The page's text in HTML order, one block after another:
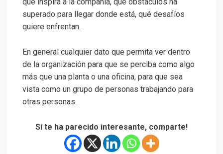
que inspira a la compañía, qué obstáculos ha
superado para llegar donde está, qué desafíos
quiere enfrentan.
En general cualquier dato que permita ver dentro
de la organización para que se perciba como algo
más que una planta o una oficina, para que sea
vista como un grupo de personas trabajando para
otras personas.
Si te ha parecido interesante, comparte!